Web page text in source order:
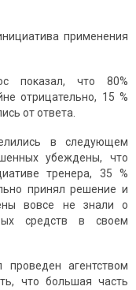
применения
показал, что 80%
отрицательно, 15 %
от ответа.
в следующем
убеждены, что
тренера, 35 %
принял решение и
вовсе не знали о
средств в своем
агентством
что большая часть